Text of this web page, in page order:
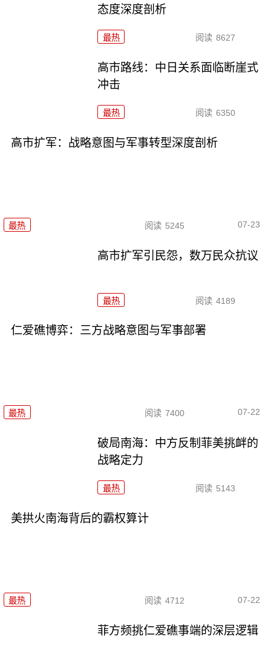
态度深度剖析
最热 阅读 8627
高市路线：中日关系面临断崖式
冲击
最热 阅读 6350
高市扩军：战略意图与军事转型深度剖析
最热 阅读 5245 07-23
高市扩军引民怨，数万民众抗议
最热 阅读 4189
仁爱礁博弈：三方战略意图与军事部署
最热 阅读 7400 07-22
破局南海：中方反制菲美挑衅的
战略定力
最热 阅读 5143
美拱火南海背后的霸权算计
最热 阅读 4712 07-22
菲方频挑仁爱礁事端的深层逻辑